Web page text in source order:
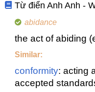
Từ điển Anh Anh -
abidance
the act of abiding
Similar:
conformity: acting
accepted